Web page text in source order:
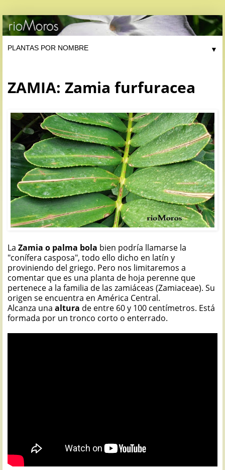
▼
ZAMIA: Zamia furfuracea
La Zamia o palma bola bien podría llamarse la
"conífera casposa", todo ello dicho en latín y
proviniendo del griego. Pero nos limitaremos a
comentar que es una planta de hoja perenne que
pertenece a la familia de las zamiáceas (Zamiaceae). Su
origen se encuentra en América Central.
Alcanza una altura de entre 60 y 100 centímetros. Está
formada por un tronco corto o enterrado.